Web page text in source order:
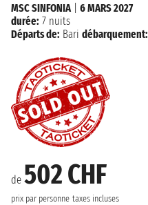
de 502 CHF
prix par personne taxes incluses
MSC SINFONIA| 6 MARS 2027
durée: 7 nuits
Départs de: Bari débarquement: